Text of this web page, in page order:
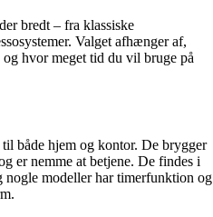
bredt – fra klassiske
Valget afhænger af,
hvor meget tid du vil bruge på
både hjem og kontor. De brygger
er nemme at betjene. De findes i
nogle modeller har timerfunktion og